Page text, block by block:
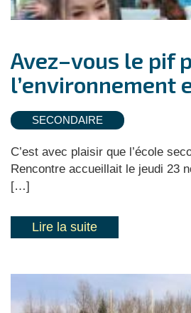
Avez–vous le pif
l’environnement
SECONDAIRE
C’est avec plaisir que l’école
Rencontre accueillait le jeudi 23
[…]
Lire la suite